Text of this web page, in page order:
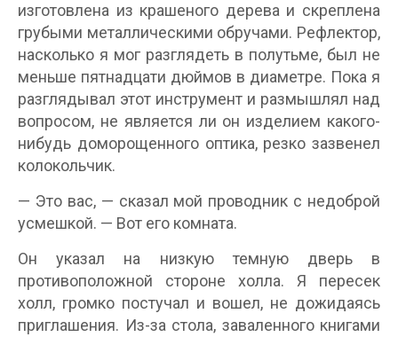
изготовлена из крашеного дерева и скреплена
грубыми металлическими обручами. Рефлектор,
насколько я мог разглядеть в полутьме, был не
меньше пятнадцати дюймов в диаметре. Пока я
разглядывал этот инструмент и размышлял над
вопросом, не является ли он изделием какого-
нибудь доморощенного оптика, резко зазвенел
колокольчик.
— Это вас, — сказал мой проводник с недоброй
усмешкой. — Вот его комната.
Он указал на низкую темную дверь в
противоположной стороне холла. Я пересек
холл, громко постучал и вошел, не дожидаясь
приглашения. Из-за стола, заваленного книгами